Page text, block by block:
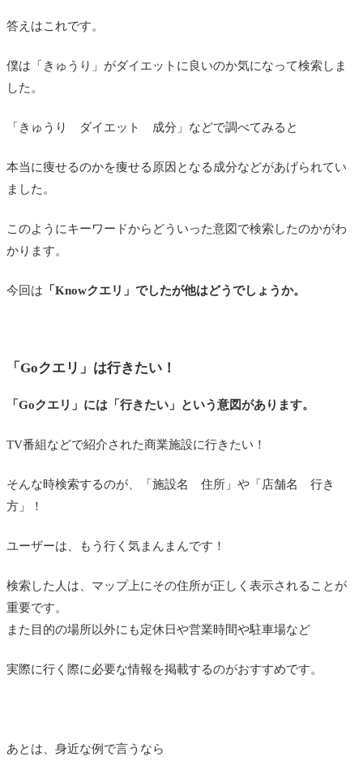
答えはこれです。
僕は「きゅうり」がダイエットに良いのか気になって検索しま
した。
「きゅうり ダイエット 成分」などで調べてみると
本当に痩せるのかを痩せる原因となる成分などがあげられてい
ました。
このようにキーワードからどういった意図で検索したのかがわ
かります。
今回は 「Knowクエリ」でしたが他はどうでしょうか。
「Goクエリ」は行きたい！
「Goクエリ」には「行きたい」という意図があります。
TV番組などで紹介された商業施設に行きたい！
そんな時検索するのが、「施設名 住所」や「店舗名 行き
方」！
ユーザーは、もう行く気まんまんです！
検索した人は、マップ上にその住所が正しく表示されることが
重要です。
また目的の場所以外にも定休日や営業時間や駐車場など
実際に行く際に必要な情報を掲載するのがおすすめです。
あとは、身近な例で言うなら